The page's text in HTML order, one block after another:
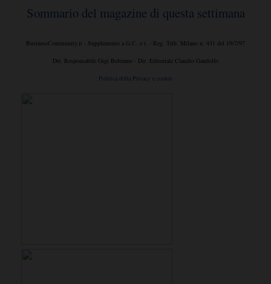
Sommario del magazine di questa settimana
BusinessCommunity.it - Supplemento a G.C. e t. - Reg. Trib. Milano n. 431 del 19/7/97
Dir. Responsabile Gigi Beltrame - Dir. Editoriale Claudio Gandolfo
Politica della Privacy e cookie